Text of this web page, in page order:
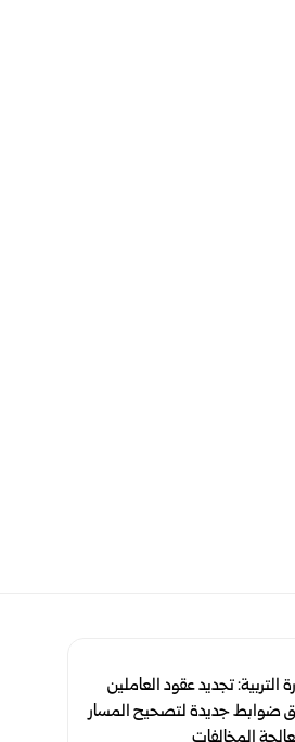
التربية: تجديد عقود العاملين
ضوابط جديدة لتصحيح المسار